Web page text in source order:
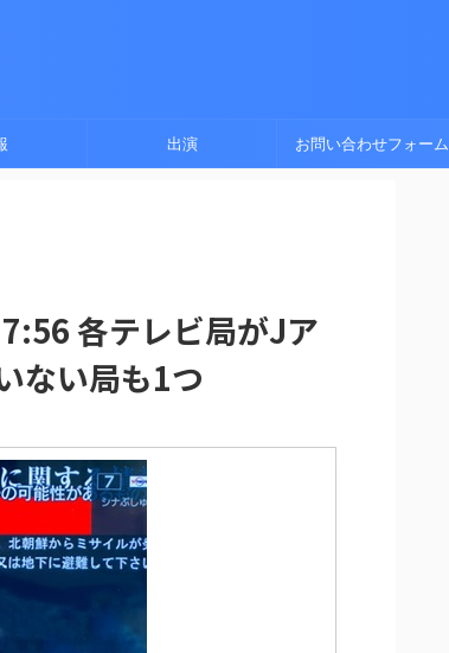
出演 お問い合わせフォーム
各テレビ局がJア
ない局も1つ